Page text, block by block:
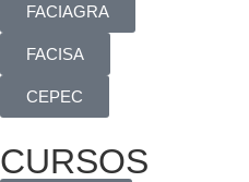
FACIAGRA
FACISA
CEPEC
CURSOS